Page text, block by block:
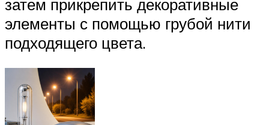
затем прикрепить декоративные
элементы с помощью грубой нити
подходящего цвета.